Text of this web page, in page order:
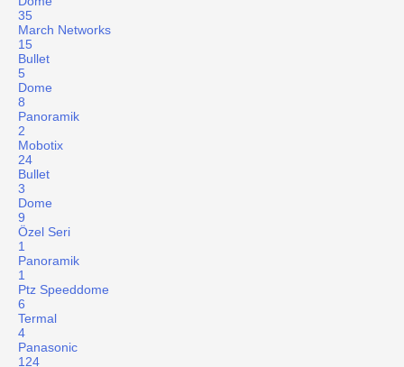
35
March Networks
15
Bullet
5
Dome
8
Panoramik
2
Mobotix
24
Bullet
3
Dome
9
Özel Seri
1
Panoramik
1
Ptz Speeddome
6
Termal
4
Panasonic
124